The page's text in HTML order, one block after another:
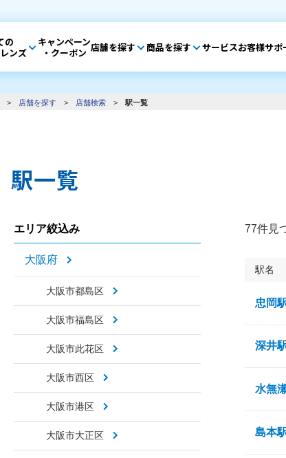
の
ンズ
キャンペーン
・クーポン 店舗を探す 商品を探す サービスお客様サポ
> 店舗を探す > 店舗検索 > 駅一覧
駅一覧
エリア絞込み
大阪府
大阪市都島区
大阪市福島区
大阪市此花区
大阪市西区
大阪市港区
大阪市大正区
77件見
駅名
忠岡
深井
水無
島本